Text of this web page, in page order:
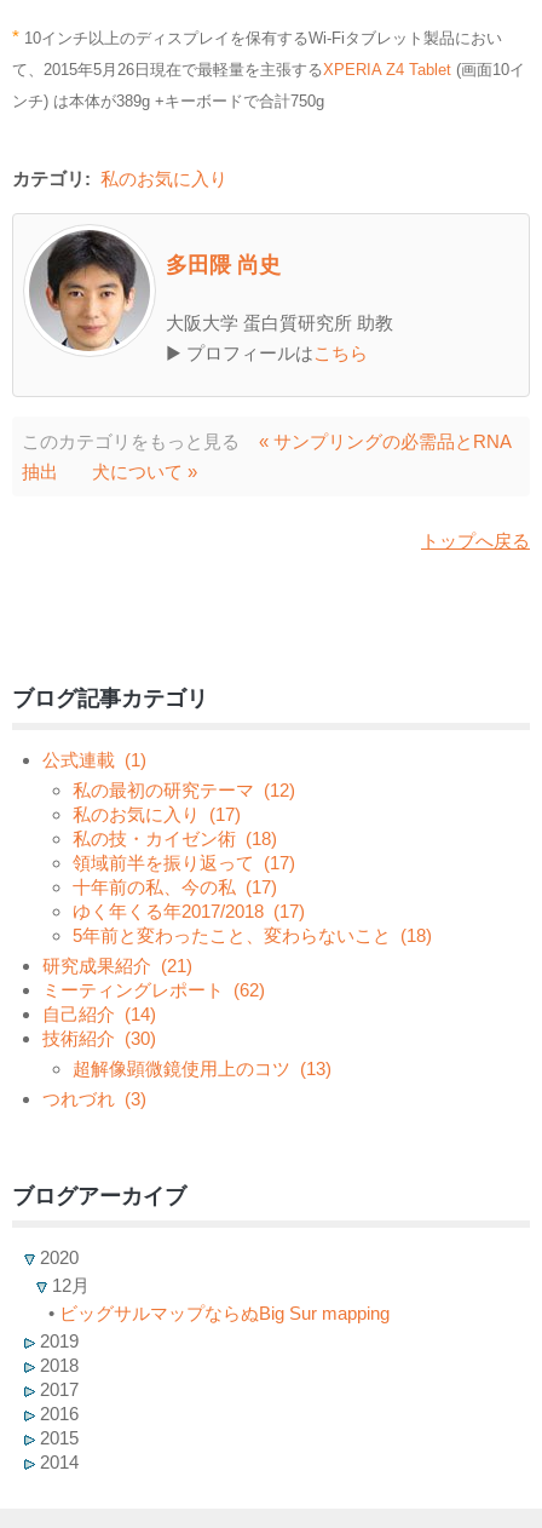
* 10インチ以上のディスプレイを保有するWi-Fiタブレット製品におい
て、2015年5月26日現在で最軽量を主張するXPERIA Z4 Tablet (画面10イ
ンチ) は本体が389g +キーボードで合計750g
カテゴリ: 私のお気に入り
多田隈 尚史
大阪大学 蛋白質研究所 助教
▶ プロフィールはこちら
このカテゴリをもっと見る
« サンプリングの必需品とRNA
抽出
犬について »
トップへ戻る
ブログ記事カテゴリ
公式連載 (1)
私の最初の研究テーマ (12)
私のお気に入り
(17)
私の技・カイゼン術 (18)
領域前半を振り返って
(17)
十年前の私、今の私 (17)
ゆく年くる年2017/2018 (17)
5年前と変わったこと、変わらないこと
(18)
研究成果紹介 (21)
ミーティングレポート
(62)
自己紹介 (14)
技術紹介 (30)
超解像顕微鏡使用上のコツ (13)
つれづれ (3)
ブログアーカイブ
2020
12月
• ビッグサルマップならぬBig Sur mapping
2019
2018
2017
2016
2015
2014